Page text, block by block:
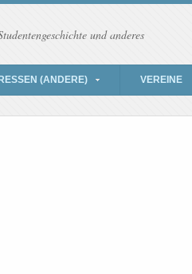
und anderes
(ANDERE) VEREINE